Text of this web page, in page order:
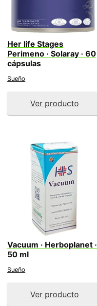
Her life Stages
Perimeno · Solaray · 60
cápsulas
Sueño
Ver producto
Vacuum · Herboplanet ·
50 ml
Sueño
Ver producto